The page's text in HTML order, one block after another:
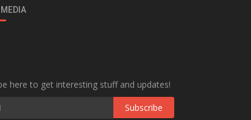
here to get interesting stuff and updates!
Subscribe